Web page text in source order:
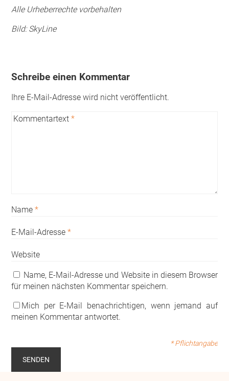
Alle Urheberrechte vorbehalten
Bild: SkyLine
Schreibe einen Kommentar
Ihre E-Mail-Adresse wird nicht veröffentlicht.
Kommentartext *
Name *
E-Mail-Adresse *
Website
Name, E-Mail-Adresse und Website in diesem Browser
für meinen nächsten Kommentar speichern.
Mich per E-Mail benachrichtigen, wenn jemand auf
meinen Kommentar antwortet.
* Pflichtangabe